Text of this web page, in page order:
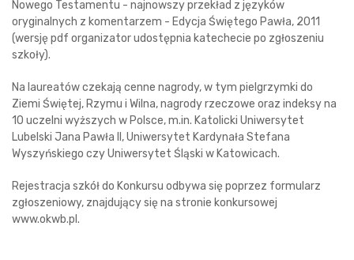
Nowego Testamentu - najnowszy przekład z języków
oryginalnych z komentarzem - Edycja Świętego Pawła, 2011
(wersję pdf organizator udostępnia katechecie po zgłoszeniu
szkoły).
Na laureatów czekają cenne nagrody, w tym pielgrzymki do
Ziemi Świętej, Rzymu i Wilna, nagrody rzeczowe oraz indeksy na
10 uczelni wyższych w Polsce, m.in. Katolicki Uniwersytet
Lubelski Jana Pawła II, Uniwersytet Kardynała Stefana
Wyszyńskiego czy Uniwersytet Śląski w Katowicach.
Rejestracja szkół do Konkursu odbywa się poprzez formularz
zgłoszeniowy, znajdujący się na stronie konkursowej
www.okwb.pl.